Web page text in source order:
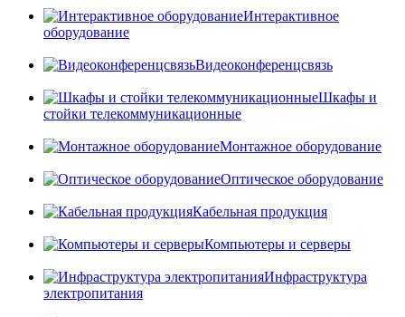
Интерактивное
оборудование
Видеоконференцсвязь
Шкафы и
стойки телекоммуникационные
Монтажное оборудование
Оптическое оборудование
Кабельная продукция
Компьютеры и серверы
Инфраструктура
электропитания